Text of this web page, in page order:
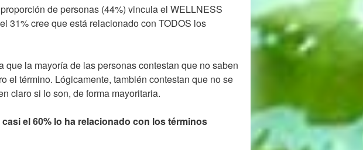
de personas (44%) vincula el WELLNESS
31% cree que está relacionado con TODOS los
que la mayoría de las personas contestan que no saben
el término. Lógicamente, también contestan que no se
claro si lo son, de forma mayoritaria.
casi el 60% lo ha relacionado con los términos